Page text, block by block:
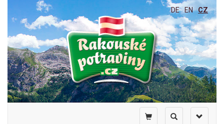
DE EN CZ
Toggle
Toggle
Toggle